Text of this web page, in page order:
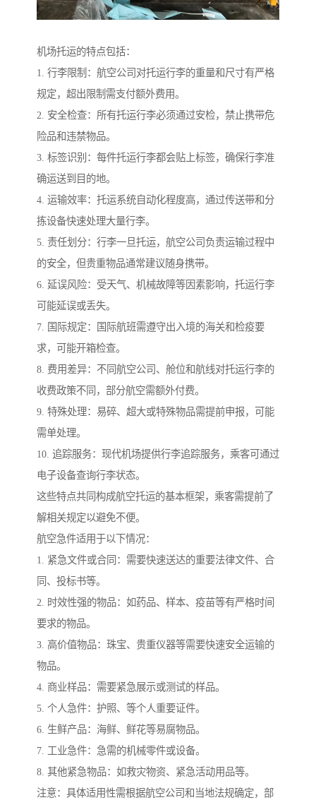
机场托运的特点包括：
1. 行李限制：航空公司对托运行李的重量和尺寸有严格
规定，超出限制需支付额外费用。
2. 安全检查：所有托运行李必须通过安检，禁止携带危
险品和违禁物品。
3. 标签识别：每件托运行李都会贴上标签，确保行李准
确运送到目的地。
4. 运输效率：托运系统自动化程度高，通过传送带和分
拣设备快速处理大量行李。
5. 责任划分：行李一旦托运，航空公司负责运输过程中
的安全，但贵重物品通常建议随身携带。
6. 延误风险：受天气、机械故障等因素影响，托运行李
可能延误或丢失。
7. 国际规定：国际航班需遵守出入境的海关和检疫要
求，可能开箱检查。
8. 费用差异：不同航空公司、舱位和航线对托运行李的
收费政策不同，部分航空需额外付费。
9. 特殊处理：易碎、超大或特殊物品需提前申报，可能
需单处理。
10. 追踪服务：现代机场提供行李追踪服务，乘客可通过
电子设备查询行李状态。
这些特点共同构成航空托运的基本框架，乘客需提前了
解相关规定以避免不便。
航空急件适用于以下情况：
1. 紧急文件或合同：需要快速送达的重要法律文件、合
同、投标书等。
2. 时效性强的物品：如药品、样本、疫苗等有严格时间
要求的物品。
3. 高价值物品：珠宝、贵重仪器等需要快速安全运输的
物品。
4. 商业样品：需要紧急展示或测试的样品。
5. 个人急件：护照、等个人重要证件。
6. 生鲜产品：海鲜、鲜花等易腐物品。
7. 工业急件：急需的机械零件或设备。
8. 其他紧急物品：如救灾物资、紧急活动用品等。
注意：具体适用性需根据航空公司和当地法规确定，部